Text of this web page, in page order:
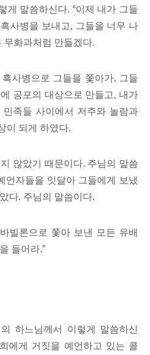
게 말씀하신다. “이제 내가 그들
사병을 보내고, 그들을 너무 나
무화과처럼 만들겠다.
사병으로 그들을 쫓아가, 그들
공포의 대상으로 만들고, 내가
족들 사이에서 저주와 놀람과
이 되게 하였다.
않았기 때문이다. 주님의 말씀
언자들을 잇달아 그들에게 보냈
다. 주님의 말씀이다.
빌론으로 쫓아 보낸 모든 유배
들어라.”
하느님께서 이렇게 말씀하신
에게 거짓을 예언하고 있는 콜